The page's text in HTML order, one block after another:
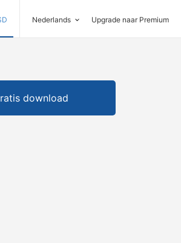
Nederlands Upgrade naar Premium
download